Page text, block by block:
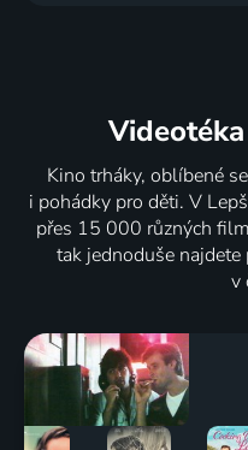
Videotéka
Kino trháky, oblíbené
i pohádky pro děti. V
přes 15 000 různých
tak jednoduše najdete
v